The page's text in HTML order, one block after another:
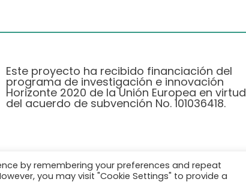
Este proyecto ha recibido financiación del
programa de investigación e innovación
Horizonte 2020 de la Unión Europea en virtud
del acuerdo de subvención No. 101036418.
de Privacidad|Cookie Policy
© 2026 AURORA
by remembering your preferences and repeat
you may visit "Cookie Settings" to provide a